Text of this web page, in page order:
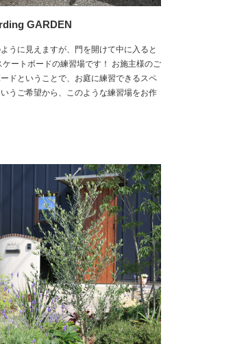
GARDEN
うに見えますが、門を開けて中に入ると
ートボードの練習場です！ お施主様のご
ドということで、お庭に練習できるスペ
うご希望から、このような練習場をお作